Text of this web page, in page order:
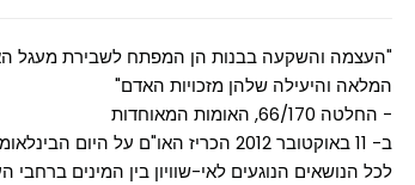
"העצמה והשקעה בבנות הן המפתח לשבירת מעגל
המלאה והיעילה שלהן מזכויות האדם"
- החלטה 66/170, האומות המאוחדות
ב- 11 באוקטובר 2012 הכריז האו"ם על
לכל הנושאים הנוגעים לאי-שוויון בין המינים